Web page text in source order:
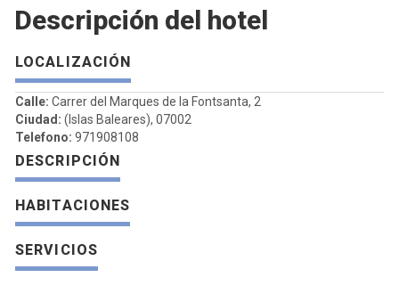
Descripción del hotel
LOCALIZACIÓN
Calle: Carrer del Marques de la Fontsanta, 2
Ciudad: (Islas Baleares), 07002
Telefono: 971908108
DESCRIPCIÓN
HABITACIONES
SERVICIOS